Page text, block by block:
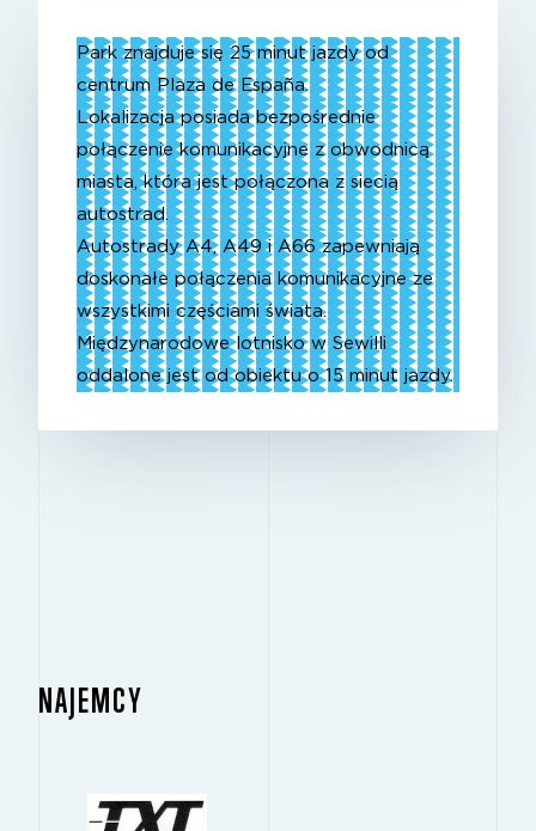
Park znajduje się 25 minut jazdy od
centrum Plaza de España.
Lokalizacja posiada bezpośrednie
połączenie komunikacyjne z obwodnicą
miasta, która jest połączona z siecią
autostrad.
Autostrady A4, A49 i A66 zapewniają
doskonałe połączenia komunikacyjne ze
wszystkimi częściami świata.
Międzynarodowe lotnisko w Sewilli
oddalone jest od obiektu o 15 minut jazdy.
NAJEMCY